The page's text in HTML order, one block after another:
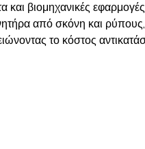
βιομηχανικές
από σκόνη και
το κόστος